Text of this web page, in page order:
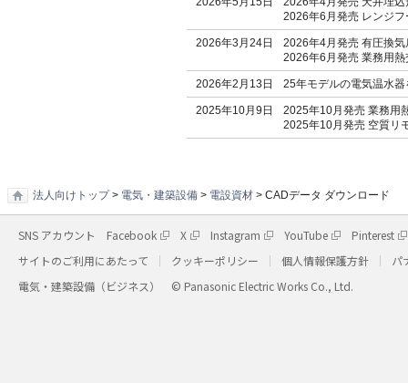
2026年6月発売 レンジ
2026年3月24日
2026年4月発売 有圧換
2026年6月発売 業務用
2026年2月13日 25年モデルの電気温水
2025年10月9日
2025年10月発売 業務
2025年10月発売 空質
法人向けトップ> 電気・建築設備> 電設資材> CADデータ ダウンロード
SNS アカウント Facebook X Instagram YouTube
Pinterest
サイトのご利用にあたって
クッキーポリシー 個人情報保護方針
パ
電気・建築設備（ビジネス）
© Panasonic Electric Works Co., Ltd.